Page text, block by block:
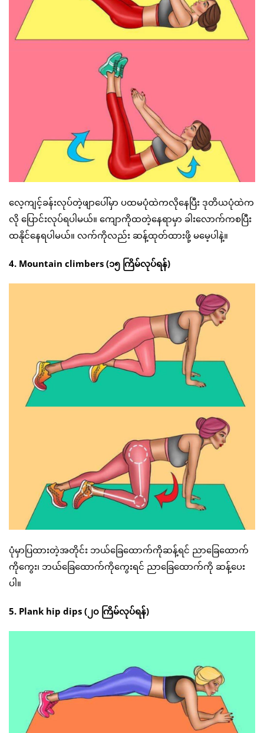
လေ့ကျင့်ခန်းလုပ်တဲ့ဖျာပေါ်မှာ ပထမပုံထဲကလိုနေပြီး ဒုတိယပုံထဲက
လို ပြောင်းလုပ်ရပါမယ်။ ကျောကိုထတဲ့နေရာမှာ ခါးလောက်ကစပြီး
ထနိုင်နေရပါမယ်။ လက်ကိုလည်း ဆန့်ထုတ်ထားဖို့ မမေ့ပါနဲ့။
4. Mountain climbers (၁၅ ကြိမ်လုပ်ရန်)
ပုံမှာပြထားတဲ့အတိုင်း ဘယ်ခြေထောက်ကိုဆန့်ရင် ညာခြေထောက်
ကိုကွေး၊ ဘယ်ခြေထောက်ကိုကွေးရင် ညာခြေထောက်ကို ဆန့်ပေး
ပါ။
5. Plank hip dips (၂၀ ကြိမ်လုပ်ရန်)